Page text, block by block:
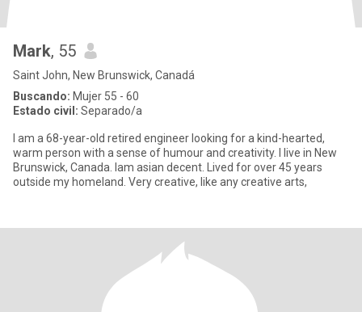
Mark, 55
Saint John, New Brunswick, Canadá
Buscando: Mujer 55 - 60
Estado civil: Separado/a
I am a 68-year-old retired engineer looking for a kind-hearted,
warm person with a sense of humour and creativity. I live in New
Brunswick, Canada. Iam asian decent. Lived for over 45 years
outside my homeland. Very creative, like any creative arts,